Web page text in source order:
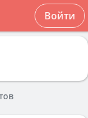
Войти